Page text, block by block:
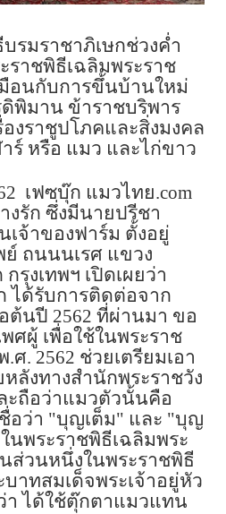
รมราชาภิเษกช่วงค่ำ
ราชพิธีเฉลิมพระราช
อนกับการขึ้นบ้านใหม่
พิมาน ข้าราชบริพาร
งราชูปโภคและสิ่งมงคล
ร์ หรือ แมว และไก่ขาว
เฟซบุ๊ก แมวไทย.com
รัก ซึ่งมีนายปรีชา
เจ้าของฟาร์ม ตั้งอยู่
ถนนนเรศ แขวง
รุงเทพฯ เปิดเผยว่า
ได้รับการติดต่อจาก
ต้นปี 2562 ที่ผ่านมา ขอ
ศผู้ เพื่อใช้ในพระราช
. 2562 ช่วยเตรียมเอา
ลังทางสำนักพระราชวัง
ถือว่าแมวตัวนั้นคือ
อว่า "บุญเต็ม" และ "บุญ
นพระราชพิธีเฉลิมพระ
ส่วนหนึ่งในพระราชพิธี
าทสมเด็จพระเจ้าอยู่หัว
า ได้ใช้ตุ๊กตาแมวแทน